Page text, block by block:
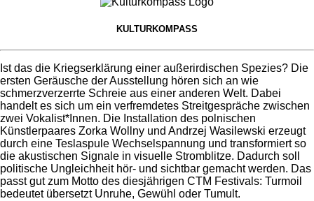
KULTURKOMPASS
Ist das die Kriegserklärung einer außerirdischen Spezies? Die
ersten Geräusche der Ausstellung hören sich an wie
schmerzverzerrte Schreie aus einer anderen Welt. Dabei
handelt es sich um ein verfremdetes Streitgespräche zwischen
zwei Vokalist*Innen. Die Installation des polnischen
Künstlerpaares Zorka Wollny und Andrzej Wasilewski erzeugt
durch eine Teslaspule Wechselspannung und transformiert so
die akustischen Signale in visuelle Stromblitze. Dadurch soll
politische Ungleichheit hör- und sichtbar gemacht werden. Das
passt gut zum Motto des diesjährigen CTM Festivals: Turmoil
bedeutet übersetzt Unruhe, Gewühl oder Tumult.